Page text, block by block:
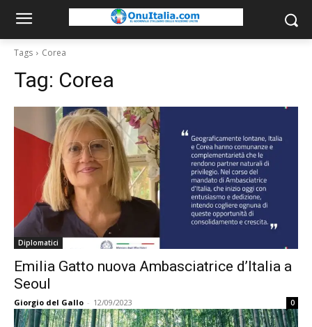
Tags Corea
Tag: Corea
Diplomatici
Emilia Gatto nuova Ambasciatrice d’Italia a
Seoul
Giorgio del Gallo - 12/09/2023 0